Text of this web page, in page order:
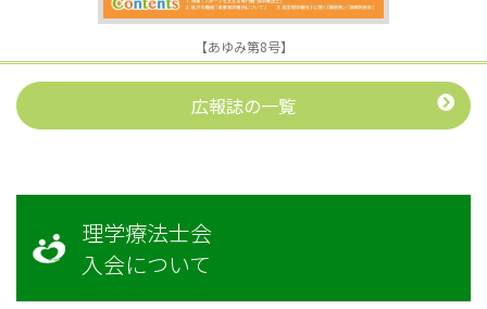
【あゆみ第8号】
広報誌の一覧
理学療法士会
入会について